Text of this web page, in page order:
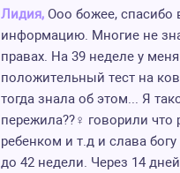
Лидия, Ооо божее, спасибо
информацию. Многие не
правах. На 39 неделе у
положительный тест на
тогда знала об этом... Я
пережила??‍♀️ говорили что
ребенком и т.д и слава
до 42 недели. Через 14